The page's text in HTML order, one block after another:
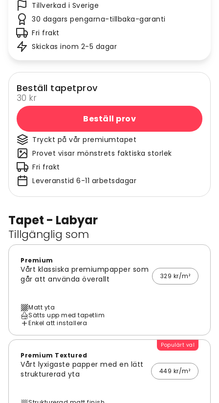
Tapet - Labyar
Tillgänglig som
Premium
Vårt klassiska premiumpapper som
går att använda överallt
329 kr/m²
Matt yta
Sätts upp med tapetlim
Enkel att installera
Populärt val
Premium Textured
Vårt lyxigaste papper med en lätt
strukturerad yta
449 kr/m²
Tillverkad i Sverige
30 dagars pengarna-tillbaka-garanti
Fri frakt
Skickas inom 2-5 dagar
Beställ tapetprov
30 kr
Beställ prov
Tryckt på vår premiumtapet
Provet visar mönstrets faktiska storlek
Fri frakt
Leveranstid 6-11 arbetsdagar